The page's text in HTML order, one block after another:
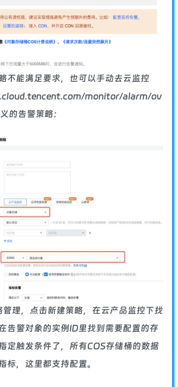
不能满足要求，也可以手动去云监控
monitor/alarm/ov
的告警策略：
理，点击新建策略，在云产品监控下找
告警对象的实例ID里找到需要配置的存
定触发条件了，所有COS存储桶的数据
标，这里都支持配置。